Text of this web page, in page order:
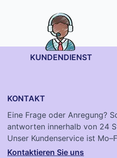
KUNDENDIENST
KONTAKT
Eine Frage oder Anregung?
antworten innerhalb von 24
Unser Kundenservice ist
Kontaktieren Sie uns